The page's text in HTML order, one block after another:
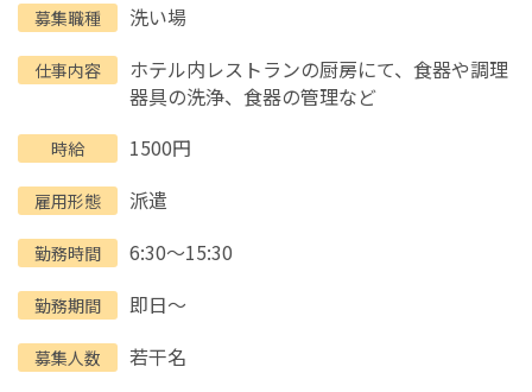
募集職種 洗い場
仕事内容
ホテル内レストランの厨房にて、食器や調理
器具の洗浄、食器の管理など
時給 1500円
雇用形態 派遣
勤務時間 6:30～15:30
勤務期間 即日～
募集人数 若干名